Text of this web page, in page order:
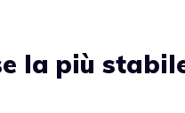
la più